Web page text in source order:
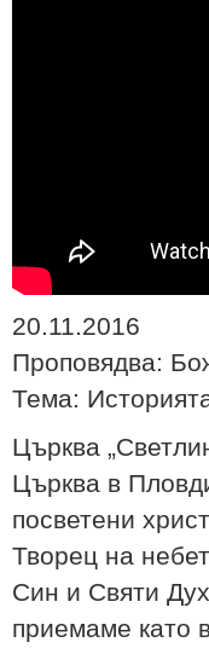
20.11.2016
Проповядва:
Тема:
Църква
Църква в
посветени
Творец на
Син и Святи
приемаме като